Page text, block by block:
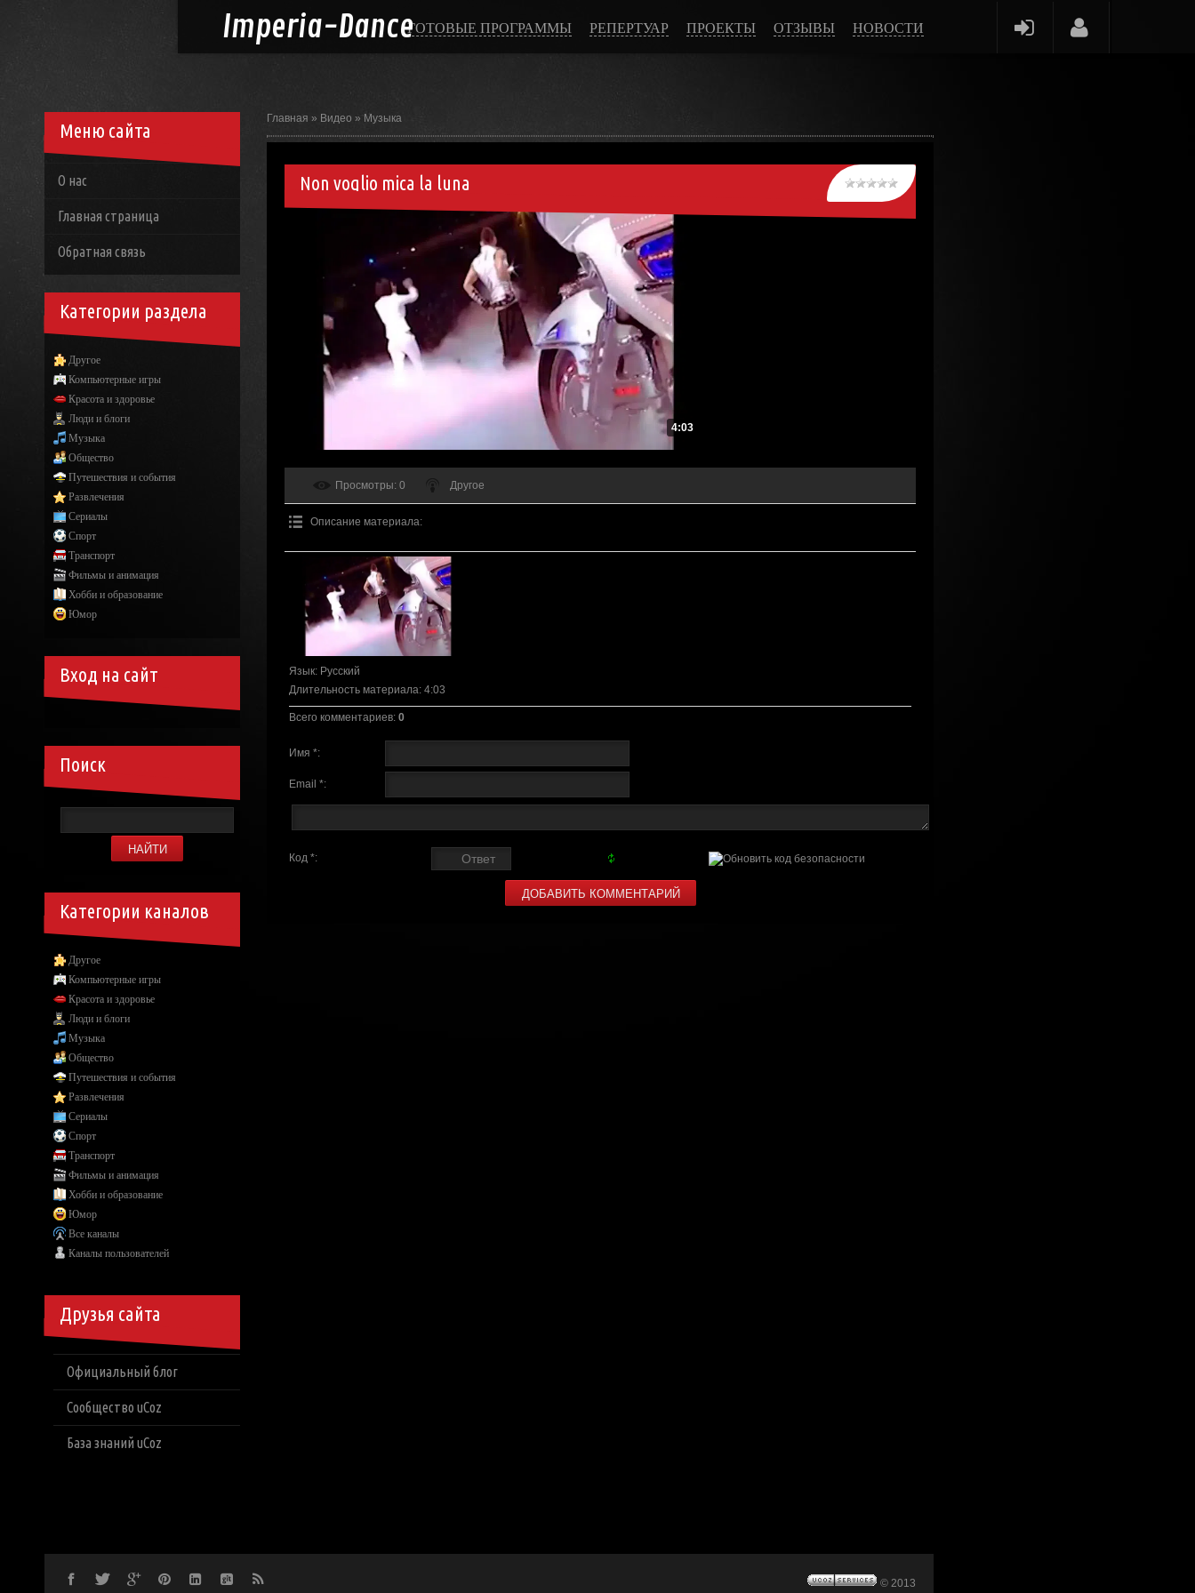
Imperia-DanceГОТОВЫЕ ПРОГРАММЫ РЕПЕРТУАР ПРОЕКТЫ ОТЗЫВЫ НОВОСТИ
Главная » Видео » Музыка
Non voglio mica la luna
4:03
Просмотры: 0 Другое
Описание материала:
Язык: Русский
Длительность материала: 4:03
Всего комментариев: 0
Имя *:
Email *:
Код *:
Меню сайта
О нас
Главная страница
Обратная связь
Категории раздела
Другое
Компьютерные игры
Красота и здоровье
Люди и блоги
Музыка
Общество
Путешествия и события
Развлечения
Сериалы
Спорт
Транспорт
Фильмы и анимация
Хобби и образование
Юмор
Вход на сайт
Поиск
Категории каналов
Другое
Компьютерные игры
Красота и здоровье
Люди и блоги
Музыка
Общество
Путешествия и события
Развлечения
Сериалы
Спорт
Транспорт
Фильмы и анимация
Хобби и образование
Юмор
Все каналы
Каналы пользователей
Друзья сайта
Официальный блог
Сообщество uCoz
База знаний uCoz
© 2013